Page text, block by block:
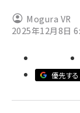
abc123
ai
Mogura VR
2025年12月8日
優先す